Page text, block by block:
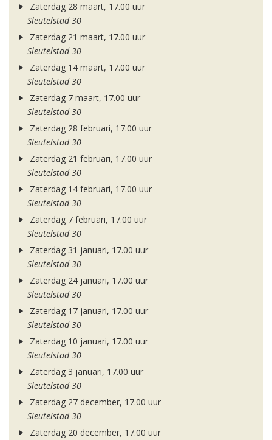
Zaterdag 28 maart, 17.00 uur
Sleutelstad 30
Zaterdag 21 maart, 17.00 uur
Sleutelstad 30
Zaterdag 14 maart, 17.00 uur
Sleutelstad 30
Zaterdag 7 maart, 17.00 uur
Sleutelstad 30
Zaterdag 28 februari, 17.00 uur
Sleutelstad 30
Zaterdag 21 februari, 17.00 uur
Sleutelstad 30
Zaterdag 14 februari, 17.00 uur
Sleutelstad 30
Zaterdag 7 februari, 17.00 uur
Sleutelstad 30
Zaterdag 31 januari, 17.00 uur
Sleutelstad 30
Zaterdag 24 januari, 17.00 uur
Sleutelstad 30
Zaterdag 17 januari, 17.00 uur
Sleutelstad 30
Zaterdag 10 januari, 17.00 uur
Sleutelstad 30
Zaterdag 3 januari, 17.00 uur
Sleutelstad 30
Zaterdag 27 december, 17.00 uur
Sleutelstad 30
Zaterdag 20 december, 17.00 uur